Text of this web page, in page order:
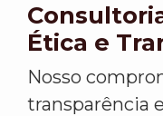
Ética e
Nosso
transparência